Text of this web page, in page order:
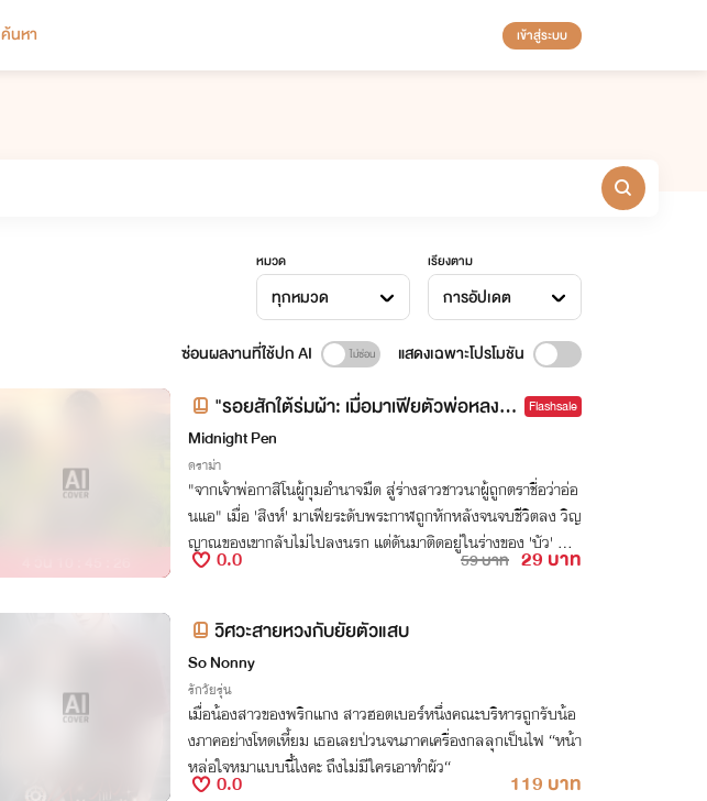
ค้นหา เข้าสู่ระบบ
หมวด
ทุกหมวด
เรียงตาม
การอัปเดต
ซ่อนผลงานที่ใช้ปก AI แสดงเฉพาะโปรโมชัน
"รอยสักใต้ร่มผ้า: เมื่อมาเฟียตัวพ่อหลงยุ
คมาเป็นสาว
Flashsale
Midnight Pen
ดราม่า
"จากเจ้าพ่อกาสิโนผู้กุมอำนาจมืด สู่ร่างสาวชาวนาผู้ถูกตราชื่อว่าอ่อ
นแอ" เมื่อ 'สิงห์' มาเฟียระดับพระกาฬถูกหักหลังจนจบชีวิตลง วิญ
ญาณของเขากลับไม่ไปลงนรก แต่ดันมาติดอยู่ในร่างของ 'บัว' หญิ
งสาวขี้แพ้แห่งท
0.0 59 บาท 29 บาท
วิศวะสายหวงกับยัยตัวแสบ
So Nonny
รักวัยรุ่น
เมื่อน้องสาวของพริกแกง สาวฮอตเบอร์หนึ่งคณะบริหารถูกรับน้อ
งภาคอย่างโหดเหี้ยม เธอเลยป่วนจนภาคเครื่องกลลุกเป็นไฟ “หน้า
หล่อใจหมาแบบนี้ไงคะ ถึงไม่มีใครเอาทำผัว“
0.0 119 บาท